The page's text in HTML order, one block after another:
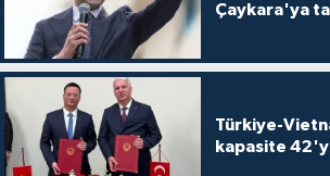
Çaykara'ya
Türkiye-
kapasite